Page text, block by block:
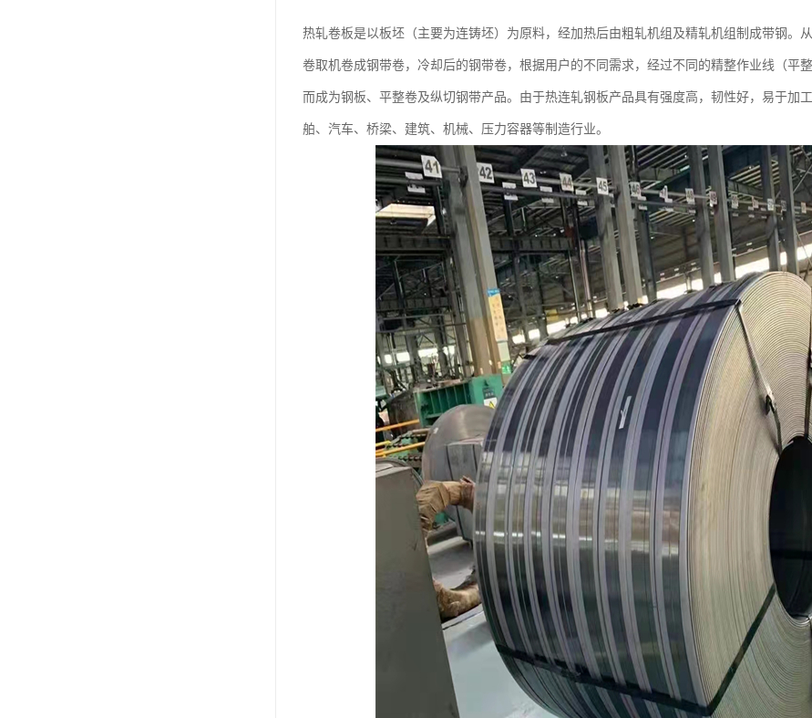
热轧卷板是以板坯（主要为连铸坯）为原料，经加热后由粗轧机组及精轧机组制成带钢。
卷取机卷成钢带卷，冷却后的钢带卷，根据用户的不同需求，经过不同的精整作业线（平
而成为钢板、平整卷及纵切钢带产品。由于热连轧钢板产品具有强度高，韧性好，易于加
舶、汽车、桥梁、建筑、机械、压力容器等制造行业。